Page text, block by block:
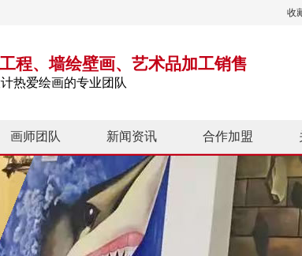
收
程、墙绘壁画、艺术品加工销售
热爱绘画的专业团队
画师团队 新闻资讯 合作加盟